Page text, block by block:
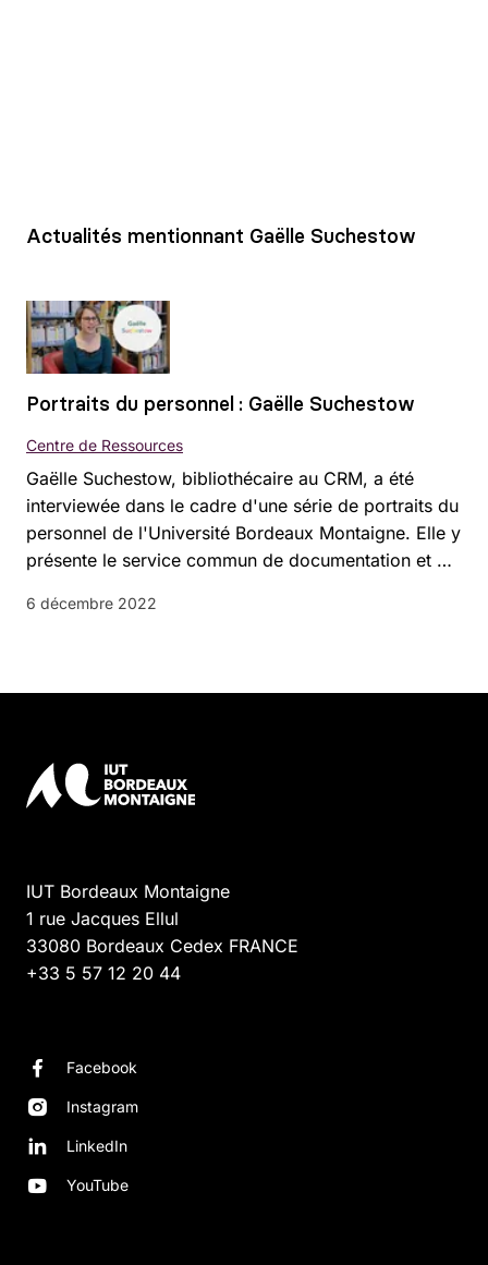
Actualités mentionnant Gaëlle Suchestow
Portraits du personnel : Gaëlle Suchestow
Gaëlle Suchestow, bibliothécaire au CRM, a été
interviewée dans le cadre d'une série de portraits du
personnel de l'Université Bordeaux Montaigne. Elle y
présente le service commun de documentation et …
Centre de Ressources
6 décembre 2022
IUT Bordeaux Montaigne
1 rue Jacques Ellul
33080 Bordeaux Cedex FRANCE
+33 5 57 12 20 44
Facebook
Instagram
LinkedIn
YouTube